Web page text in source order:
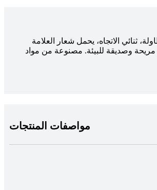
ثنائي الاتجاه، يحمل شعار العلامة
مريحة وصديقة للبيئة. مصنوعة من مواد
مواصفات المنتجات